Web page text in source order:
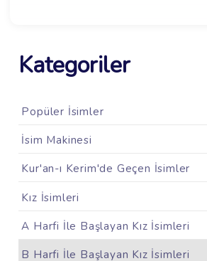
Kategoriler
Popüler İsimler
İsim Makinesi
Kur'an-ı Kerim'de Geçen İsimler
Kız İsimleri
A Harfi İle Başlayan Kız İsimleri
B Harfi İle Başlayan Kız İsimleri